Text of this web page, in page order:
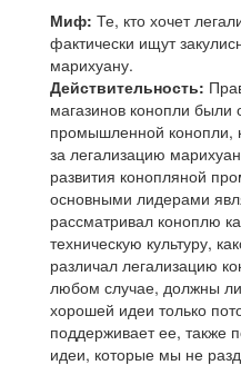
Миф: Те, кто хочет
фактически ищут
марихуану.
Действительность:
магазинов конопли были
промышленной конопли,
за легализацию
развития конопляной
основными лидерами
рассматривал коноплю
техническую культуру,
различал легализацию
любом случае, должны
хорошей идеи только
поддерживает ее, также
идеи, которые мы не